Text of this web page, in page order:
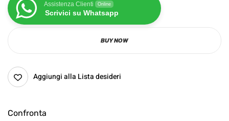
Assistenza Clienti Online
Scrivici su Whatsapp
BUY NOW
Aggiungi alla Lista desideri
Confronta